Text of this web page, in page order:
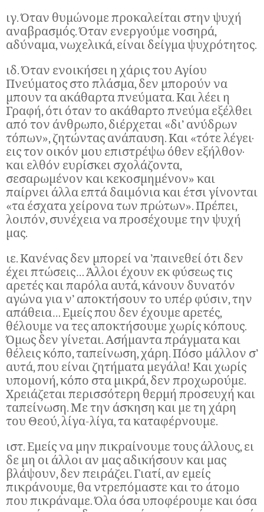
ιγ. Όταν θυμώνομε προκαλείται στην ψυχή
αναβρασμός. Όταν ενεργούμε νοσηρά,
αδύναμα, νωχελικά, είναι δείγμα ψυχρότητος.
ιδ. Όταν ενοικήσει η χάρις του Αγίου
Πνεύματος στο πλάσμα, δεν μπορούν να
μπουν τα ακάθαρτα πνεύματα. Και λέει η
Γραφή, ότι όταν το ακάθαρτο πνεύμα εξέλθει
από τον άνθρωπο, διέρχεται «δι’ ανύδρων
τόπων», ζητώντας ανάπαυση. Και «τότε λέγει·
εις τον οικόν μου επιστρέψω όθεν εξήλθον·
και ελθόν ευρίσκει σχολάζοντα,
σεσαρωμένον και κεκοσμημένον» και
παίρνει άλλα επτά δαιμόνια και έτσι γίνονται
«τα έσχατα χείρονα των πρώτων». Πρέπει,
λοιπόν, συνέχεια να προσέχουμε την ψυχή
μας.
ιε. Κανένας δεν μπορεί να ’παινεθεί ότι δεν
έχει πτώσεις… Άλλοι έχουν εκ φύσεως τις
αρετές και παρόλα αυτά, κάνουν δυνατόν
αγώνα για ν’ αποκτήσουν το υπέρ φύσιν, την
απάθεια… Εμείς που δεν έχουμε αρετές,
θέλουμε να τες αποκτήσουμε χωρίς κόπους.
Όμως δεν γίνεται. Ασήμαντα πράγματα και
θέλεις κόπο, ταπείνωση, χάρη. Πόσο μάλλον σ’
αυτά, που είναι ζητήματα μεγάλα! Και χωρίς
υπομονή, κόπο στα μικρά, δεν προχωρούμε.
Χρειάζεται περισσότερη θερμή προσευχή και
ταπείνωση. Με την άσκηση και με τη χάρη
του Θεού, λίγα-λίγα, τα καταφέρνουμε.
ιστ. Εμείς να μην πικραίνουμε τους άλλους, ει
δε μη οι άλλοι αν μας αδικήσουν και μας
βλάψουν, δεν πειράζει. Γιατί, αν εμείς
πικράνουμε, θα ντρεπόμαστε και το άτομο
που πικράναμε. Όλα όσα υποφέρουμε και όσα